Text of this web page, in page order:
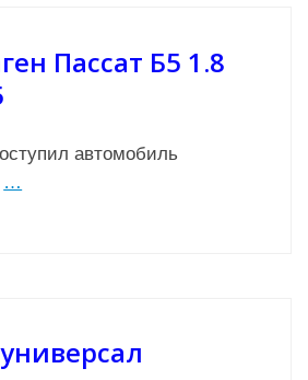
Пассат Б5 1.8
автомобиль
…